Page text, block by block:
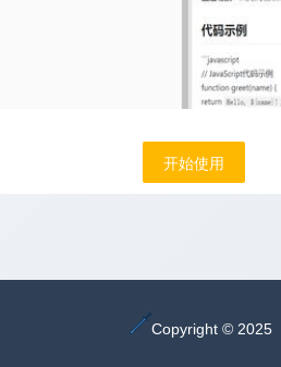
开始使用
Copyright © 2025